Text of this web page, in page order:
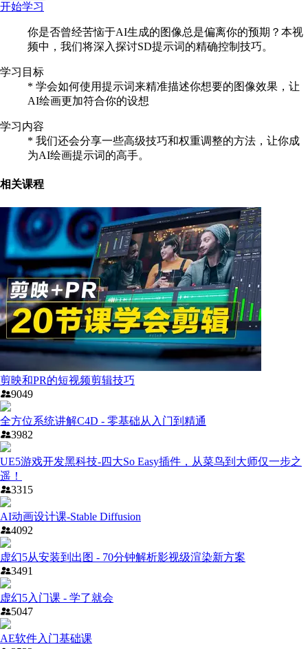
开始学习
你是否曾经苦恼于AI生成的图像总是偏离你的预期？本视
频中，我们将深入探讨SD提示词的精确控制技巧。
学习目标
* 学会如何使用提示词来精准描述你想要的图像效果，让
AI绘画更加符合你的设想
学习内容
* 我们还会分享一些高级技巧和权重调整的方法，让你成
为AI绘画提示词的高手。
相关课程
剪映和PR的短视频剪辑技巧
9049
全方位系统讲解C4D - 零基础从入门到精通
3982
UE5游戏开发黑科技-四大So Easy插件，从菜鸟到大师仅一步之
遥！
3315
AI动画设计课-Stable Diffusion
4092
虚幻5从安装到出图 - 70分钟解析影视级渲染新方案
3491
虚幻5入门课 - 学了就会
5047
AE软件入门基础课